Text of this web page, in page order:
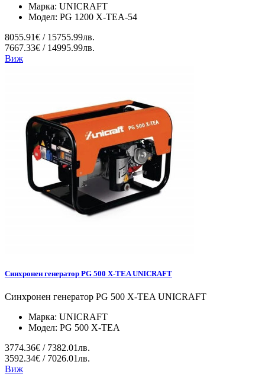
Марка: UNICRAFT
Модел: PG 1200 X-TEA-54
8055.91€ / 15755.99лв.
7667.33€ / 14995.99лв.
Виж
Синхронен генератор PG 500 X-TEA UNICRAFT
Синхронен генератор PG 500 X-TEA UNICRAFT
Марка: UNICRAFT
Модел: PG 500 X-TEA
3774.36€ / 7382.01лв.
3592.34€ / 7026.01лв.
Виж